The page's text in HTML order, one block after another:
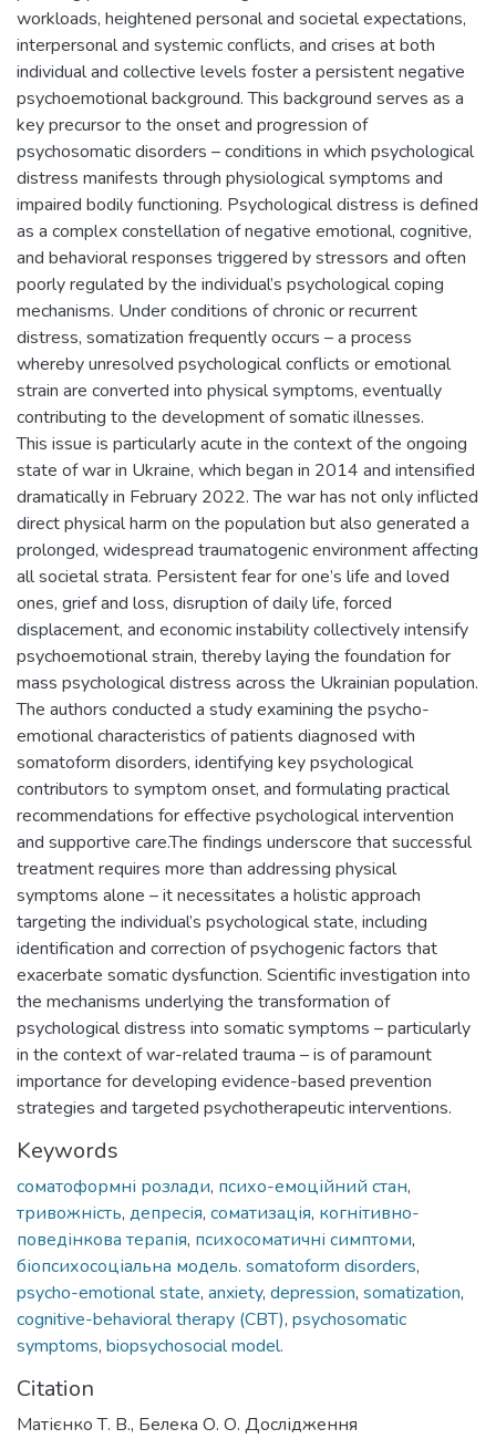
workloads, heightened personal and societal expectations,
interpersonal and systemic conflicts, and crises at both
individual and collective levels foster a persistent negative
psychoemotional background. This background serves as a
key precursor to the onset and progression of
psychosomatic disorders – conditions in which psychological
distress manifests through physiological symptoms and
impaired bodily functioning. Psychological distress is defined
as a complex constellation of negative emotional, cognitive,
and behavioral responses triggered by stressors and often
poorly regulated by the individual’s psychological coping
mechanisms. Under conditions of chronic or recurrent
distress, somatization frequently occurs – a process
whereby unresolved psychological conflicts or emotional
strain are converted into physical symptoms, eventually
contributing to the development of somatic illnesses.
This issue is particularly acute in the context of the ongoing
state of war in Ukraine, which began in 2014 and intensified
dramatically in February 2022. The war has not only inflicted
direct physical harm on the population but also generated a
prolonged, widespread traumatogenic environment affecting
all societal strata. Persistent fear for one’s life and loved
ones, grief and loss, disruption of daily life, forced
displacement, and economic instability collectively intensify
psychoemotional strain, thereby laying the foundation for
mass psychological distress across the Ukrainian population.
The authors conducted a study examining the psycho-
emotional characteristics of patients diagnosed with
somatoform disorders, identifying key psychological
contributors to symptom onset, and formulating practical
recommendations for effective psychological intervention
and supportive care.The findings underscore that successful
treatment requires more than addressing physical
symptoms alone – it necessitates a holistic approach
targeting the individual’s psychological state, including
identification and correction of psychogenic factors that
exacerbate somatic dysfunction. Scientific investigation into
the mechanisms underlying the transformation of
psychological distress into somatic symptoms – particularly
in the context of war-related trauma – is of paramount
importance for developing evidence-based prevention
Keywords
соматоформні розлади, психо-емоційний стан,
тривожність, депресія, соматизація, когнітивно-
поведінкова терапія, психосоматичні симптоми,
біопсихосоціальна модель. somatoform disorders,
psycho-emotional state, anxiety, depression, somatization,
cognitive-behavioral therapy (CBT), psychosomatic
symptoms, biopsychosocial model.
Citation
Матієнко Т. В., Белека О. О. Дослідження